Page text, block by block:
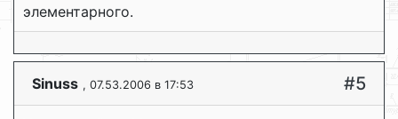
элементарного.
Sinuss , 07.53.2006 в 17:53 #5